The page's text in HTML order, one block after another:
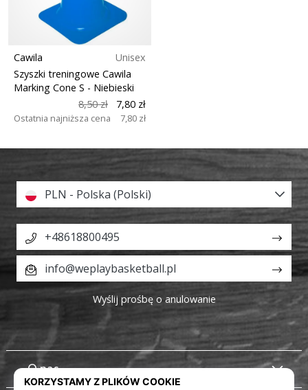
Cawila
Unisex
Szyszki treningowe Cawila
Marking Cone S - Niebieski
8,50 zł
7,80 zł
Ostatnia najniższa cena 7,80 zł
O nas
PLN - Polska (Polski)
+48618800495
info@weplaybasketball.pl
Wyślij prośbę o anulowanie